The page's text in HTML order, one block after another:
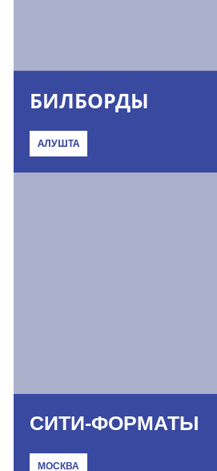
БИЛБОРДЫ
АЛУШТА
СИТИ-ФОРМАТЫ
МОСКВА